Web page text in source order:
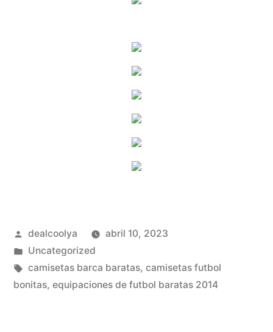
Publicado
por
dealcoolya
abril 10, 2023
Publicado
en
Uncategorized
Etiquetas:
camisetas barca baratas, camisetas futbol
bonitas, equipaciones de futbol baratas 2014